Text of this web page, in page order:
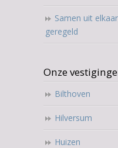
Samen uit
geregeld
Onze
Bilthoven
Hilversum
Huizen